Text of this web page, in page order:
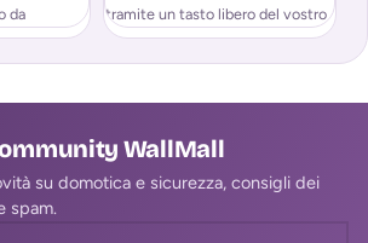
da
tramite un tasto libero del vostro
di
WallMall
su domotica e sicurezza, consigli dei
spam.